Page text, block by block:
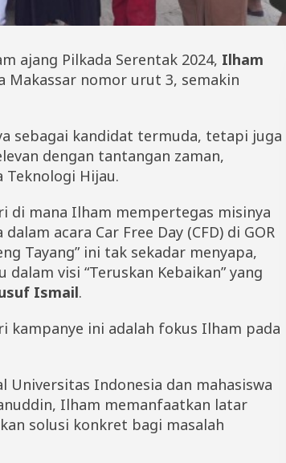
ajang Pilkada Serentak 2024, Ilham
Makassar nomor urut 3, semakin
sebagai kandidat termuda, tetapi juga
dengan tantangan zaman,
Teknologi Hijau.
di mana Ilham mempertegas misinya
acara Car Free Day (CFD) di GOR
Tayang” ini tak sekadar menyapa,
visi “Teruskan Kebaikan” yang
Ismail.
kampanye ini adalah fokus Ilham pada
Universitas Indonesia dan mahasiswa
Ilham memanfaatkan latar
solusi konkret bagi masalah